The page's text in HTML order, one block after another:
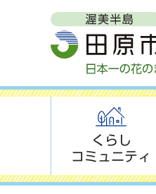
くらし
コミュニティ